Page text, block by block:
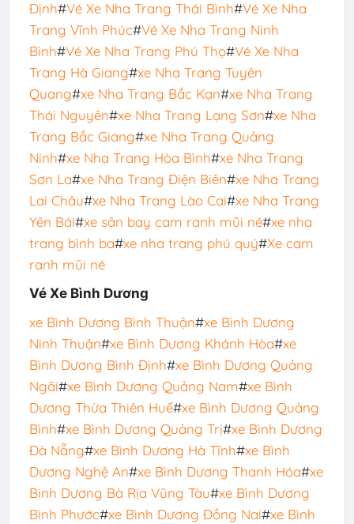
Định#Vé Xe Nha Trang Thái Bình#Vé Xe Nha
Trang Vĩnh Phúc#Vé Xe Nha Trang Ninh
Bình#Vé Xe Nha Trang Phú Thọ#Vé Xe Nha
Trang Hà Giang#xe Nha Trang Tuyên
Quang#xe Nha Trang Bắc Kạn#xe Nha Trang
Thái Nguyên#xe Nha Trang Lạng Sơn#xe Nha
Trang Bắc Giang#xe Nha Trang Quảng
Ninh#xe Nha Trang Hòa Bình#xe Nha Trang
Sơn La#xe Nha Trang Điện Biên#xe Nha Trang
Lai Châu#xe Nha Trang Lào Cai#xe Nha Trang
Yên Bái#xe sân bay cam ranh mũi né#xe nha
trang bình ba#xe nha trang phú quý#Xe cam
ranh mũi né
Vé Xe Bình Dương
xe Bình Dương Bình Thuận#xe Bình Dương
Ninh Thuận#xe Bình Dương Khánh Hòa#xe
Bình Dương Bình Định#xe Bình Dương Quảng
Ngãi#xe Bình Dương Quảng Nam#xe Bình
Dương Thừa Thiên Huế#xe Bình Dương Quảng
Bình#xe Bình Dương Quảng Trị#xe Bình Dương
Đà Nẵng#xe Bình Dương Hà Tĩnh#xe Bình
Dương Nghệ An#xe Bình Dương Thanh Hóa#xe
Binh Dương Bà Rịa Vũng Tàu#xe Bình Dương
Bình Phước#xe Bình Dương Đồng Nai#xe Bình